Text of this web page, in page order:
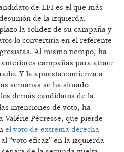
de LFI es el que más
de la izquierda,
la solidez de su campaña y
lo convertiría en el referente
Al mismo tiempo, ha
campañas para atraer
Y la apuesta comienza a
semanas se ha situado
demás candidatos de la
intenciones de voto, ha
Pécresse, que pierde
el voto de extrema derecha
“voto eficaz” en la izquierda